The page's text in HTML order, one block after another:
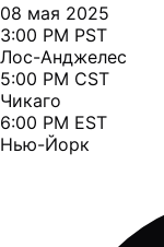
08 мая 2025
3:00 PM PST
Лос-Анджелес
5:00 PM CST
Чикаго
6:00 PM EST
Нью-Йорк